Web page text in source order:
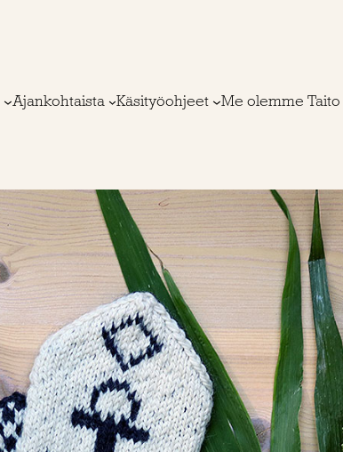
Ajankohtaista Käsityöohjeet Me olemme Taito